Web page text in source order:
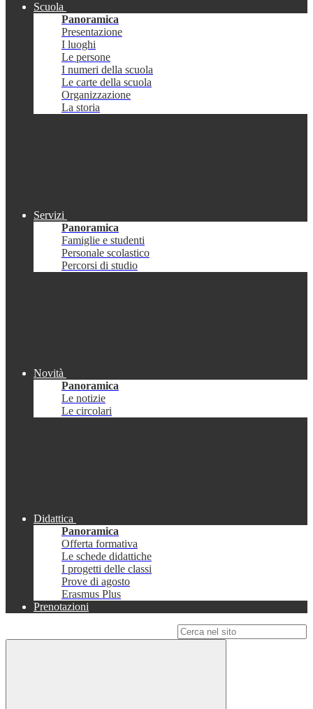
Scuola
Panoramica
Presentazione
I luoghi
Le persone
I numeri della scuola
Le carte della scuola
Organizzazione
La storia
Servizi
Panoramica
Famiglie e studenti
Personale scolastico
Percorsi di studio
Novità
Panoramica
Le notizie
Le circolari
Didattica
Panoramica
Offerta formativa
Le schede didattiche
I progetti delle classi
Prove di agosto
Erasmus Plus
Prenotazioni